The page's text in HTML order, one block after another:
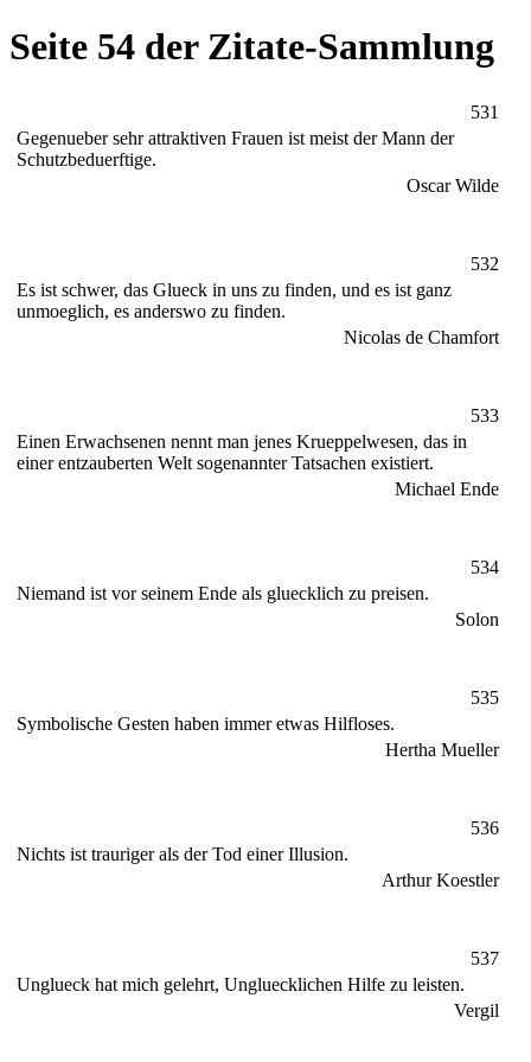
Seite 54 der Zitate-Sammlung
531
Gegenueber sehr attraktiven Frauen ist meist der Mann der
Schutzbeduerftige.
Oscar Wilde
532
Es ist schwer, das Glueck in uns zu finden, und es ist ganz
unmoeglich, es anderswo zu finden.
Nicolas de Chamfort
533
Einen Erwachsenen nennt man jenes Krueppelwesen, das in
einer entzauberten Welt sogenannter Tatsachen existiert.
Michael Ende
534
Niemand ist vor seinem Ende als gluecklich zu preisen.
Solon
535
Symbolische Gesten haben immer etwas Hilfloses.
Hertha Mueller
536
Nichts ist trauriger als der Tod einer Illusion.
Arthur Koestler
537
Unglueck hat mich gelehrt, Ungluecklichen Hilfe zu leisten.
Vergil